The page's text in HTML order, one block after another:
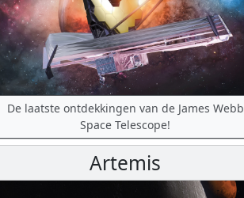
De laatste ontdekkingen van de James Webb
Space Telescope!
Artemis